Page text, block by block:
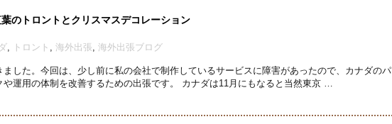
のトロントとクリスマスデコレーション
トロント 海外出張 海外出張ブログ
ました。今回は、少し前に私の会社で制作しているサービスに障害があったので、カナダのパ
運用の体制を改善するための出張です。 カナダは11月にもなると当然東京 …